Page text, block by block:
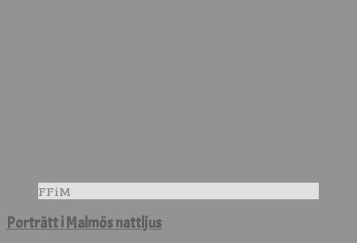
FFiM
Porträtt i Malmös nattljus